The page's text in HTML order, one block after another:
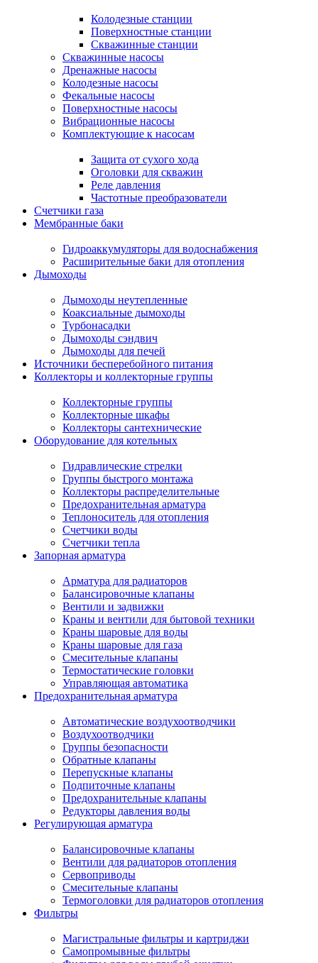
Колодезные станции
Поверхностные станции
Скважинные станции
Скважинные насосы
Дренажные насосы
Колодезные насосы
Фекальные насосы
Поверхностные насосы
Вибрационные насосы
Комплектующие к насосам
Защита от сухого хода
Оголовки для скважин
Реле давления
Частотные преобразователи
Счетчики газа
Мембранные баки
Гидроаккумуляторы для водоснабжения
Расширительные баки для отопления
Дымоходы
Дымоходы неутепленные
Коаксиальные дымоходы
Турбонасадки
Дымоходы сэндвич
Дымоходы для печей
Источники бесперебойного питания
Коллекторы и коллекторные группы
Коллекторные группы
Коллекторные шкафы
Коллекторы сантехнические
Оборудование для котельных
Гидравлические стрелки
Группы быстрого монтажа
Коллекторы распределительные
Предохранительная арматура
Теплоноситель для отопления
Счетчики воды
Счетчики тепла
Запорная арматура
Арматура для радиаторов
Балансировочные клапаны
Вентили и задвижки
Краны и вентили для бытовой техники
Краны шаровые для воды
Краны шаровые для газа
Смесительные клапаны
Термостатические головки
Управляющая автоматика
Предохранительная арматура
Автоматические воздухоотводчики
Воздухоотводчики
Группы безопасности
Обратные клапаны
Перепускные клапаны
Подпиточные клапаны
Предохранительные клапаны
Редукторы давления воды
Регулирующая арматура
Балансировочные клапаны
Вентили для радиаторов отопления
Сервоприводы
Смесительные клапаны
Термоголовки для радиаторов отопления
Фильтры
Магистральные фильтры и картриджи
Самопромывные фильтры